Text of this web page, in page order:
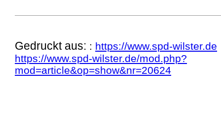
Gedruckt aus: : https://www.spd-wilster.de
https://www.spd-wilster.de/mod.php?
mod=article&op=show&nr=20624